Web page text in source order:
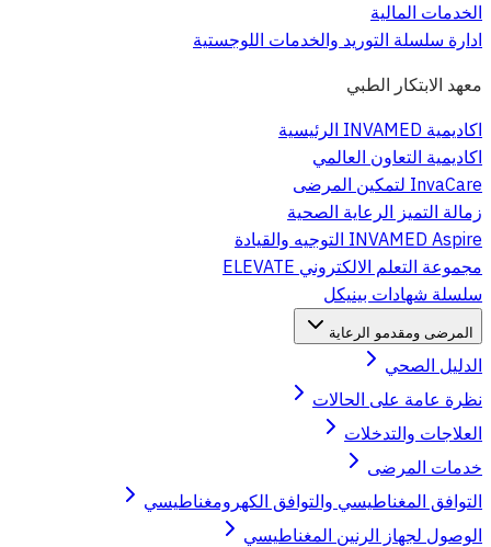
الخدمات المالية
ادارة سلسلة التوريد والخدمات اللوجستية
معهد الابتكار الطبي
اكاديمية INVAMED الرئيسية
اكاديمية التعاون العالمي
InvaCare لتمكين المرضى
زمالة التميز الرعاية الصحية
INVAMED Aspire التوجيه والقيادة
مجموعة التعلم الالكتروني ELEVATE
سلسلة شهادات بينيكل
المرضى ومقدمو الرعاية
الدليل الصحي
نظرة عامة على الحالات
العلاجات والتدخلات
خدمات المرضى
التوافق المغناطيسي والتوافق الكهرومغناطيسي
الوصول لجهاز الرنين المغناطيسي